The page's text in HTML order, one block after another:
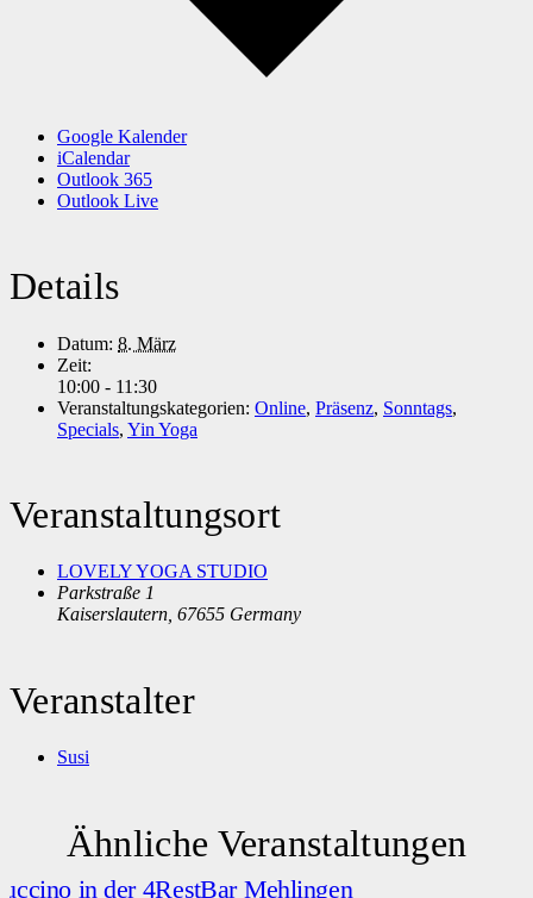
Google Kalender
iCalendar
Outlook 365
Outlook Live
Details
Datum: 8. März
Zeit:
10:00 - 11:30
Veranstaltungskategorien: Online, Präsenz, Sonntags,
Specials, Yin Yoga
Veranstaltungsort
LOVELY YOGA STUDIO
Parkstraße 1
Kaiserslautern 67655 Germany
Veranstalter
Susi
Ähnliche Veranstaltungen